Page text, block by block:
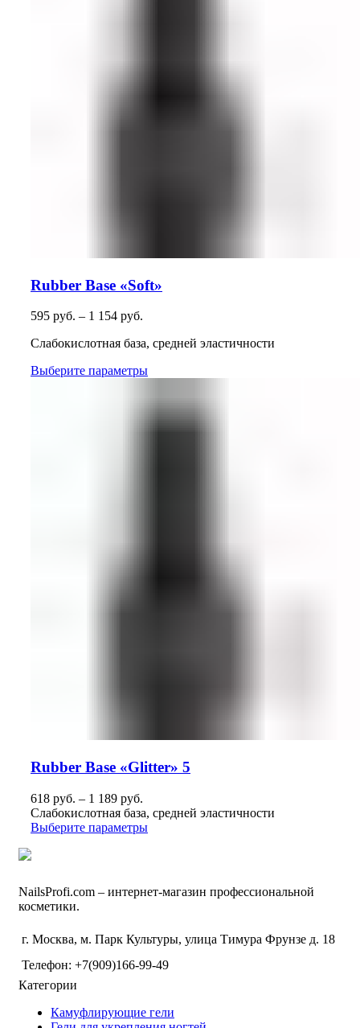
Rubber Base «Soft»
595 руб. – 1 154 руб.
Cлабокислотная база, средней эластичности
Выберите параметры
Rubber Base «Glitter» 5
618 руб. – 1 189 руб.
Слабокислотная база, средней эластичности
Выберите параметры
NailsРrofi.com – интернет-магазин профессиональной
косметики.
г. Москва, м. Парк Культуры, улица Тимура Фрунзе д. 18
Телефон: +7(909)166-99-49
Категории
Камуфлирующие гели